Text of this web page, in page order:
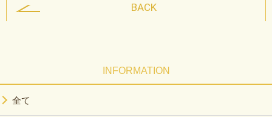
BACK
INFORMATION
全て